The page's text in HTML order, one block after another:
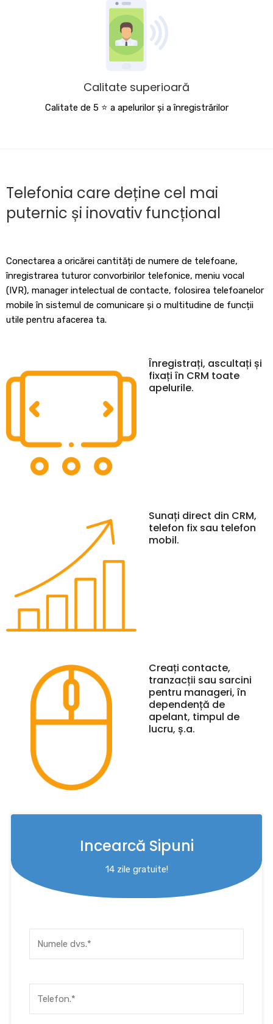
Calitate superioară
Calitate de 5 ⭐️ a apelurilor și a înregistrărilor
Telefonia care deține cel mai
puternic și inovativ funcțional
Conectarea a oricărei cantități de numere de telefoane,
înregistrarea tuturor convorbirilor telefonice, meniu vocal
(IVR), manager intelectual de contacte, folosirea telefoanelor
mobile în sistemul de comunicare și o multitudine de funcții
utile pentru afacerea ta.
Înregistrați, ascultați și
fixați în CRM toate
apelurile.
Sunați direct din CRM,
telefon fix sau telefon
mobil.
Creați contacte,
tranzacții sau sarcini
pentru manageri, în
dependență de
apelant, timpul de
lucru, ș.a.
Incearcă Sipuni
14 zile gratuite!